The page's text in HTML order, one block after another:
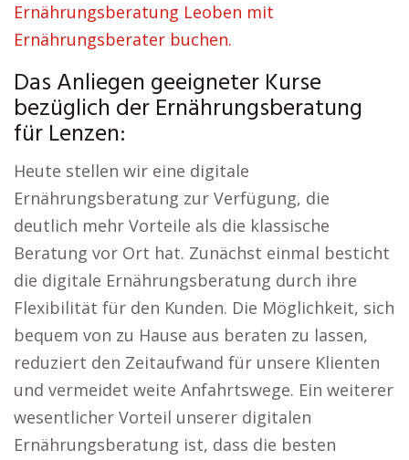
Ernährungsberatung Leoben mit
Ernährungsberater buchen.
Das Anliegen geeigneter Kurse
bezüglich der Ernährungsberatung
für Lenzen:
Heute stellen wir eine digitale
Ernährungsberatung zur Verfügung, die
deutlich mehr Vorteile als die klassische
Beratung vor Ort hat. Zunächst einmal besticht
die digitale Ernährungsberatung durch ihre
Flexibilität für den Kunden. Die Möglichkeit, sich
bequem von zu Hause aus beraten zu lassen,
reduziert den Zeitaufwand für unsere Klienten
und vermeidet weite Anfahrtswege. Ein weiterer
wesentlicher Vorteil unserer digitalen
Ernährungsberatung ist, dass die besten